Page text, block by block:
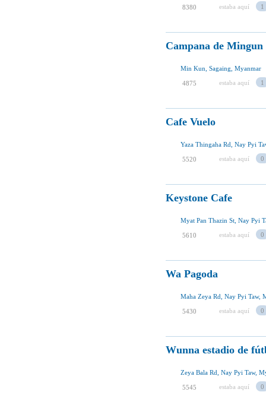
8380 estaba aquí 1
Campana de Mingun
Min Kun, Sagaing, Myanmar
4875 estaba aquí 1
Cafe Vuelo
Yaza Thingaha Rd, Nay Pyi
5520 estaba aquí 0
Keystone Cafe
Myat Pan Thazin St, Nay Pyi
5610 estaba aquí 0
Wa Pagoda
Maha Zeya Rd, Nay Pyi Taw,
5430 estaba aquí 0
Wunna estadio de
Zeya Bala Rd, Nay Pyi Taw,
5545 estaba aquí 0